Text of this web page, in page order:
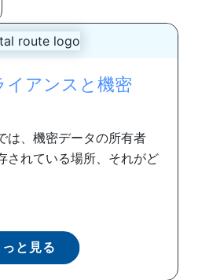
イアンスと機密
は、機密データの所有者
されている場所、それがど
っと見る